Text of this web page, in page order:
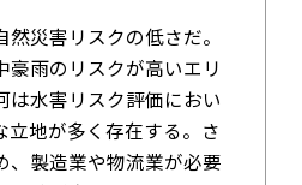
災害リスクの低さだ。
豪雨のリスクが高いエリ
は水害リスク評価におい
立地が多く存在する。さ
、製造業や物流業が必要